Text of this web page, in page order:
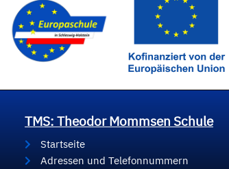
TMS: Theodor Mommsen Schule
Startseite
Adressen und Telefonnummern